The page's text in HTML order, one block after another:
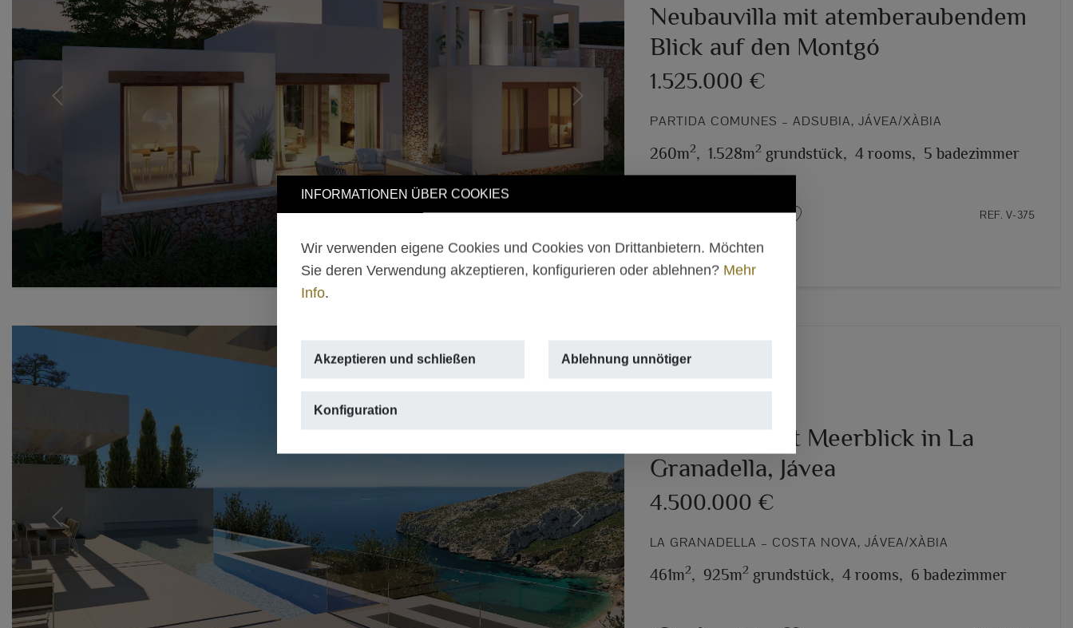
INFORMATIONEN ÜBER COOKIES
Wir verwenden eigene Cookies und Cookies von Drittanbietern. Möchten
Sie deren Verwendung akzeptieren, konfigurieren oder ablehnen? Mehr
Info.
Akzeptieren und schließen Ablehnung unnötiger
Konfiguration
Previous Next
Neubauvilla mit atemberaubendem
Blick auf den Montgó
1.525.000 €
PARTIDA COMUNES – ADSUBIA, JÁVEA/XÀBIA
260m2, 1.528m2 grundstück, 4 rooms, 5 badezimmer
REF. V-375
Previous Next
Luxusvilla mit Meerblick in La
Granadella, Jávea
4.500.000 €
LA GRANADELLA – COSTA NOVA, JÁVEA/XÀBIA
461m2, 925m2 grundstück, 4 rooms, 6 badezimmer